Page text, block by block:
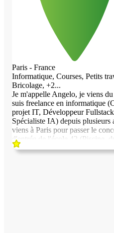
Paris - France
Informatique, Courses, Petits
Bricolage, +2...
Je m'appelle Angelo, je viens
suis freelance en informatique
projet IT, Développeur
Spécialiste IA) depuis plusieurs
viens à Paris pour passer le
d'entrée de l'école 42 (Piscine,
septembre au 2 octobre 2026),